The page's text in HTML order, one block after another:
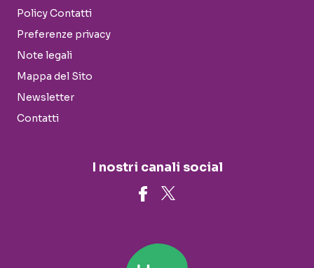
Policy Contatti
Preferenze privacy
Note legali
Mappa del Sito
Newsletter
Contatti
I nostri canali social